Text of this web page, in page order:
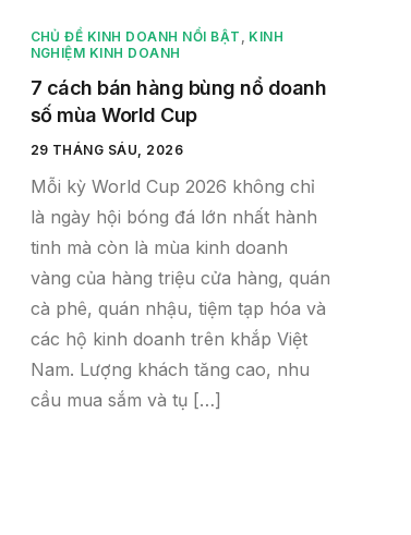
CHỦ ĐỀ KINH DOANH NỔI BẬT
KINH
NGHIỆM KINH DOANH
7 cách bán hàng bùng nổ doanh
số mùa World Cup
29 THÁNG SÁU, 2026
Mỗi kỳ World Cup 2026 không chỉ
là ngày hội bóng đá lớn nhất hành
tinh mà còn là mùa kinh doanh
vàng của hàng triệu cửa hàng, quán
cà phê, quán nhậu, tiệm tạp hóa và
các hộ kinh doanh trên khắp Việt
Nam. Lượng khách tăng cao, nhu
cầu mua sắm và tụ […]